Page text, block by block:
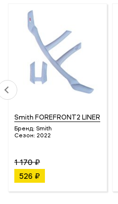
Smith FOREFRONT2 LINER
Бренд: Smith
Сезон: 2022
1 170 ₽
526 ₽